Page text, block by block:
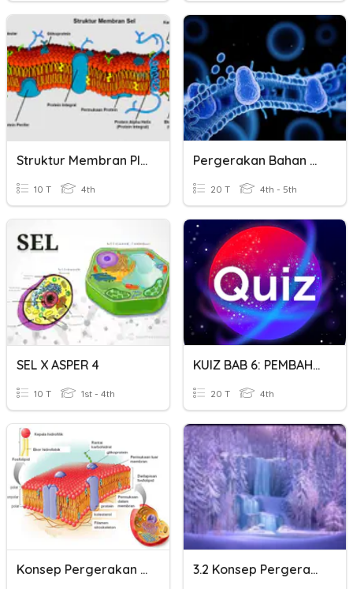
Struktur Membran Plasma
10 T 4th
Pergerakan Bahan Merentas Plasma Membran
20 T 4th - 5th
SEL X ASPER 4
10 T 1st - 4th
KUIZ BAB 6: PEMBAHAGIAN SEL
20 T 4th
Konsep Pergerakan Bahan Merentasi Membran Plasma 3.2 Konsep Pergerakan Bahan Merentasi Membran Plasma